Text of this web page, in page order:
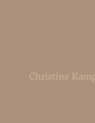
Christine